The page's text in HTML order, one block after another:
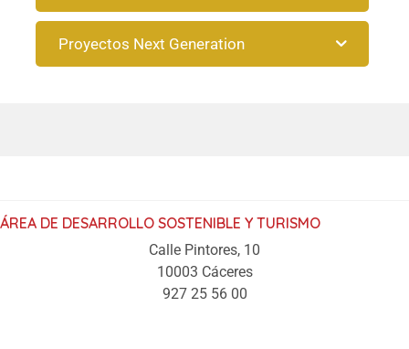
Proyectos Next Generation
ÁREA DE DESARROLLO SOSTENIBLE Y TURISMO
Calle Pintores, 10
10003 Cáceres
927 25 56 00